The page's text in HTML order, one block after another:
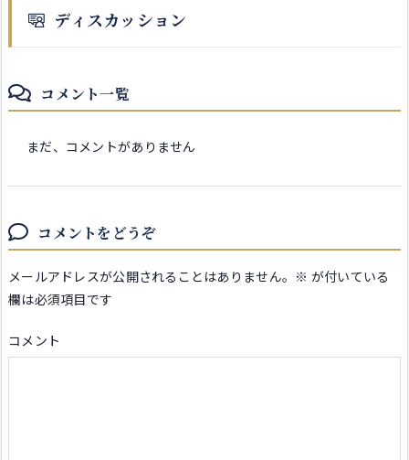
ディスカッション
コメント一覧
まだ、コメントがありません
コメントをどうぞ
メールアドレスが公開されることはありません。 ※ が付いている
欄は必須項目です
コメント